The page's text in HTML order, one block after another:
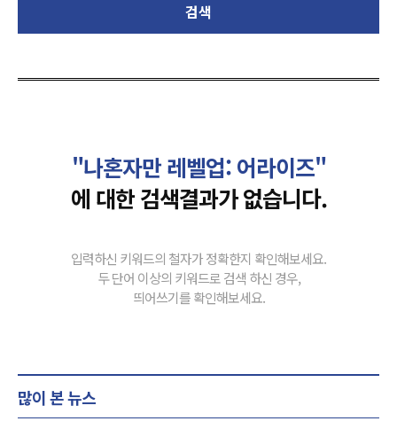
검색
"나혼자만 레벨업: 어라이즈"
에 대한 검색결과가 없습니다.
입력하신 키워드의 철자가 정확한지 확인해보세요.
두 단어 이상의 키워드로 검색 하신 경우,
띄어쓰기를 확인해보세요.
많이 본 뉴스